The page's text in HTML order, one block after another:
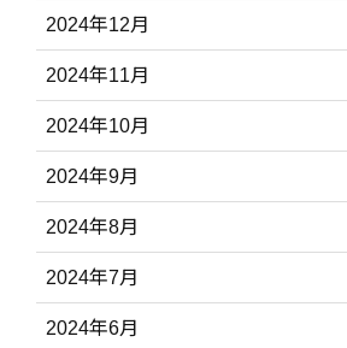
2024年12月
2024年11月
2024年10月
2024年9月
2024年8月
2024年7月
2024年6月